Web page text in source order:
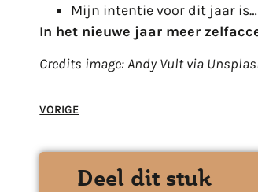
Mijn intentie voor dit jaar is…
In het nieuwe jaar meer
Credits image: Andy Vult via
VORIGE
Deel dit stuk